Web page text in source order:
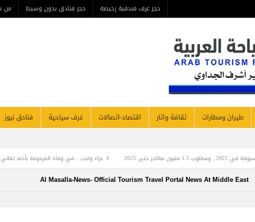
حجز غرف فندقية رخيصة حجز فنادق بدون وسيط من نحن
ثقافة واثار اقتصاد-اتصالات غرف سياحية فنادق نيوز نشرات
عزاء واجب .. في وفاة المرحومة بأذنه تعالي والدة المهندس أحمد بلبع الخبير
Al Masalla-News- Official Tourism Travel Portal News At